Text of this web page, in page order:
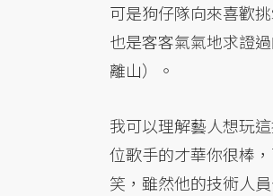
可是狗仔隊向來喜歡
也是客客氣氣地求證
離山）。
我可以理解藝人想玩
位歌手的才華你很棒
笑，雖然他的技術人